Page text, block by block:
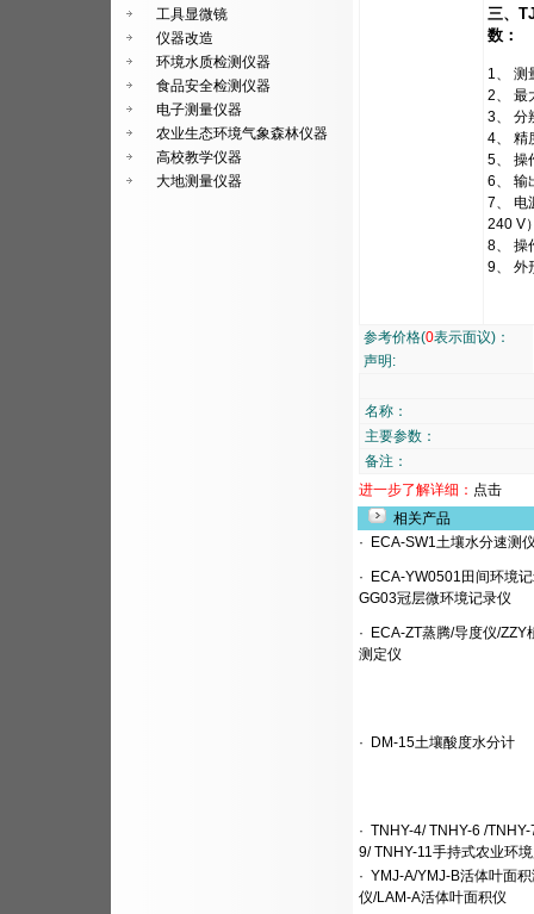
工具显微镜
仪器改造
环境水质检测仪器
食品安全检测仪器
电子测量仪器
农业生态环境气象森林仪器
高校教学仪器
大地测量仪器
三、
数：
1、 测
2、 最
3、 分
4、 精
5、 操
6、 输
7、 电
240 V
8、 操
9、 外
参考价格(0表示面议)：
声明:
名称：
主要参数：
备注：
进一步了解详细： 点击
相关产品
· ECA-SW1土壤水分速测
· ECA-YW0501田间环境
GG03冠层微环境记录仪
· ECA-ZT蒸腾/导度仪/ZZY
测定仪
· DM-15土壤酸度水分计
· TNHY-4/ TNHY-6 /
9/ TNHY-11手持式农业环
· YMJ-A/YMJ-B活体叶面
仪/LAM-A活体叶面积仪